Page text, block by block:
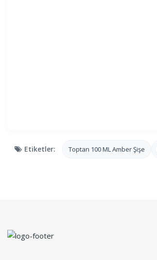
Etiketler: Toptan 100 ML Amber Şişe